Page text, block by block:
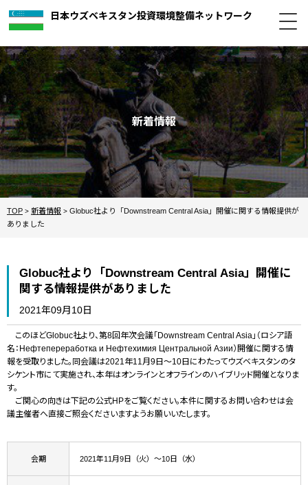
日本ウズベキスタン投資環境整備ネットワーク
新着情報
TOP > 新着情報 > Globuc社より「Downstream Central Asia」開催に関する情報提供が
ありました
Globuc社より「Downstream Central Asia」開催に
関する情報提供がありました
2021年09月10日
このほどGlobuc社より、第8回年次会議「Downstream Central Asia」（ロシア語
名：Нефтепереработка и Нефтехимия Центральной Азии）開催に関する情
報を受取りました。同会議は2021年11月9日～10日にわたってウズベキスタンのタ
シケント市にて実施され、本年はオンラインとオフラインのハイブリッド開催となりま
す。
ご関心の向きは下記の公式HPをご覧ください。本件に関するお問い合わせは会
議主催者へ直接ご照会くださいますようお願いいたします。
会期 2021年11月9日（火）～10日（水）